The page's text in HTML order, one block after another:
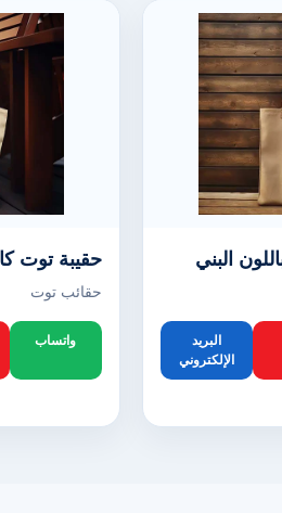
البني
البريد
الإلكتروني
حقيبة توت
حقائب توت
واتساب